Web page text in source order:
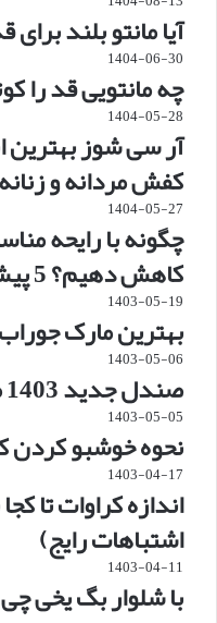
آیا مانتو بلند
1404-06-30
چه مانتویی قد را
1404-05-28
آر سی شوز بهترین
کفش مردانه و
1404-05-27
چگونه با رایحه
کاهش دهیم؟ 5 پیشنهاد علمی
1403-05-19
بهترین مارک
1403-05-06
صندل جدید 1403 مناسب انواع استایل
1403-05-05
نحوه خوشبو کردن
1403-04-17
اندازه کراوات تا
اشتباهات رایج)
1403-04-11
با شلوار بگ یخی